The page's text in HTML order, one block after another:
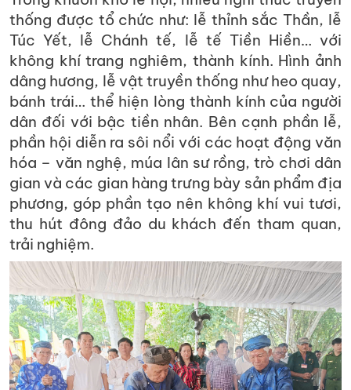
thống được tổ chức như: lễ thỉnh sắc Thần, lễ
Túc Yết, lễ Chánh tế, lễ tế Tiền Hiền… với
không khí trang nghiêm, thành kính. Hình ảnh
dâng hương, lễ vật truyền thống như heo quay,
bánh trái… thể hiện lòng thành kính của người
dân đối với bậc tiền nhân. Bên cạnh phần lễ,
phần hội diễn ra sôi nổi với các hoạt động văn
hóa – văn nghệ, múa lân sư rồng, trò chơi dân
gian và các gian hàng trưng bày sản phẩm địa
phương, góp phần tạo nên không khí vui tươi,
thu hút đông đảo du khách đến tham quan,
trải nghiệm.